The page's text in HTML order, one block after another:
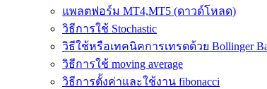
แพลตฟอร์ม MT4,MT5 (ดาวด์โหลด)
วิธีการใช้ Stochastic
วิธีใช้หรือเทคนิคการเทรดด้วย Bollinger
วิธีการใช้ moving average
วิธีการตั้งค่าและใช้งาน fibonacci